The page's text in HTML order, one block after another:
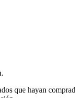
que hayan